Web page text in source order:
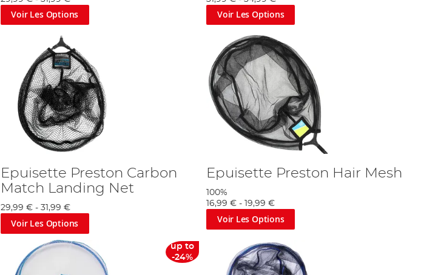
Voir Les Options Voir Les Options
Epuisette Preston Carbon
Match Landing Net
29,99 €- 31,99 €
Voir Les Options
Epuisette Preston Hair Mesh
100%
16,99 € - 19,99 €
Voir Les Options
up to
-24%